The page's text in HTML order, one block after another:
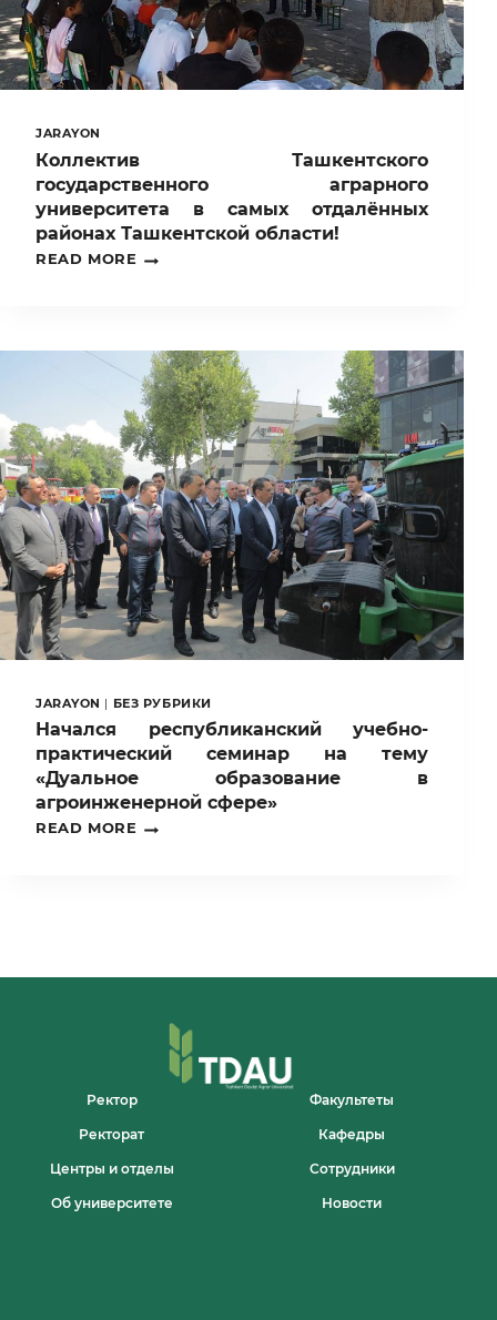
JARAYON
Коллектив Ташкентского
государственного аграрного
университета в самых отдалённых
районах Ташкентской области!
READ MORE
КОЛЛЕКТИВ
В
ОТДАЛЁННЫХ
ТАШКЕНТСКОЙ
ОБЛАСТИ!
JARAYON | БЕЗ РУБРИКИ
Начался республиканский учебно-
практический семинар на тему
«Дуальное образование в
агроинженерной сфере»
READ MORE
НАЧАЛСЯ
ОБРАЗОВАНИЕ
Ректор Факультеты
Ректорат Кафедры
Центры и отделы Сотрудники
Об университете Новости